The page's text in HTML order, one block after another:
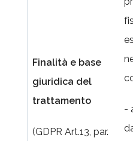
Finalità e base
giuridica del
trattamento
(GDPR Art.13, par.
-